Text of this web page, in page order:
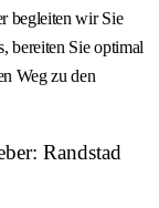
begleiten wir Sie
bereiten Sie optimal
Weg zu den
Randstad